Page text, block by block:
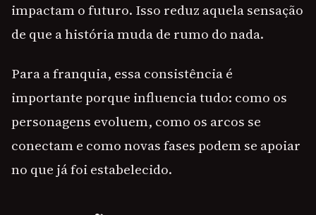
impactam o futuro. Isso reduz aquela sensação
de que a história muda de rumo do nada.
Para a franquia, essa consistência é
importante porque influencia tudo: como os
personagens evoluem, como os arcos se
conectam e como novas fases podem se apoiar
no que já foi estabelecido.